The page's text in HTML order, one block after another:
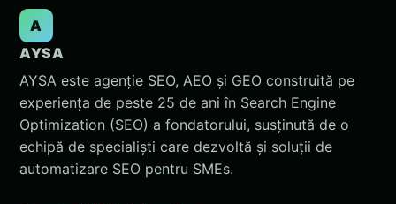
A
AYSA
AYSA este agenție SEO, AEO și GEO construită pe
experiența de peste 25 de ani în Search Engine
Optimization (SEO) a fondatorului, susținută de o
echipă de specialiști care dezvoltă și soluții de
automatizare SEO pentru SMEs.